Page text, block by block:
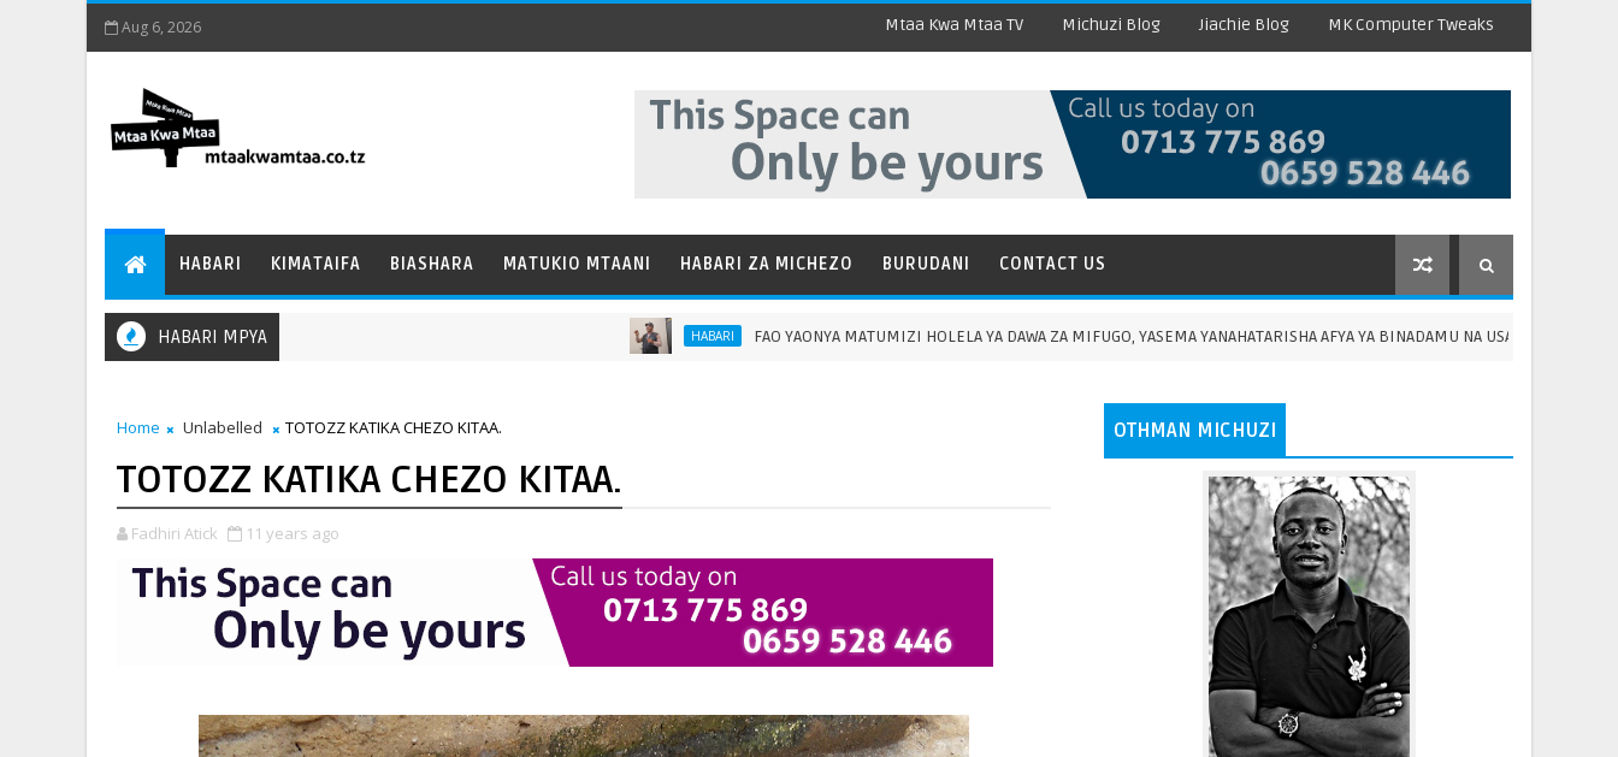
Aug 6, 2026 Mtaa Kwa Mtaa TV Michuzi Blog Jiachie Blog MK Computer Tweaks
HABARI KIMATAIFA BIASHARA MATUKIO MTAANI HABARI ZA MICHEZO BURUDANI CONTACT US
HABARI MPYA HABARI FAO YAONYA MATUMIZI HOLELA YA DAWA ZA MIFUGO, YASEMA YANAHATARISHA AFYA YA BINADAMU NA USALAMA WA CHAKULA
Home Unlabelled TOTOZZ KATIKA CHEZO KITAA.
TOTOZZ KATIKA CHEZO KITAA.
Fadhiri Atick 11 years ago
OTHMAN MICHUZI